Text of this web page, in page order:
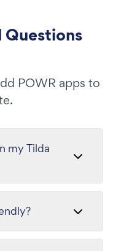
Questions
POWR apps to
my Tilda